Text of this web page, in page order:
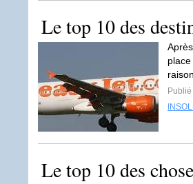
Le top 10 des
Le top 10 des